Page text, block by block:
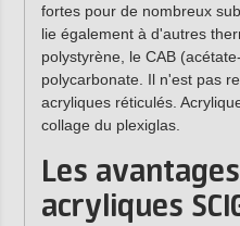
fortes pour de nombreux
lie également à d'autres
polystyrène, le CAB
polycarbonate. Il n'est pas
acryliques réticulés.
collage du plexiglas.
Les
acryliques